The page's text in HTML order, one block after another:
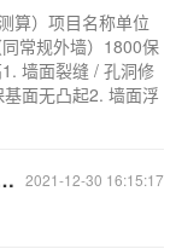
算）项目名称单位
常规外墙）1800保
墙面裂缝 / 孔洞修
面无凸起2. 墙面浮
2021-12-30 16:15:17